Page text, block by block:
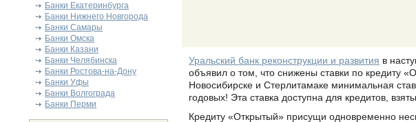
Банки Екатеринбурга
Банки Нижнего Новгорода
Банки Самары
Банки Омска
Банки Казани
Банки Челябинска
Банки Ростова-на-Дону
Банки Уфы
Банки Волгограда
Банки Перми
Уральский банк реконструкции и развития в
объявил о том, что снижены ставки по кредиту
Новосибирске и Стерлитамаке минимальная
годовых! Эта ставка доступна для кредитов,
Кредиту «Открытый» присущи одновременно